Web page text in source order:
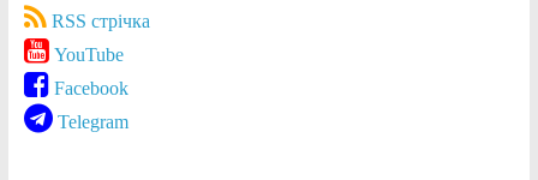
RSS стрічка
YouTube
Facebook
Telegram